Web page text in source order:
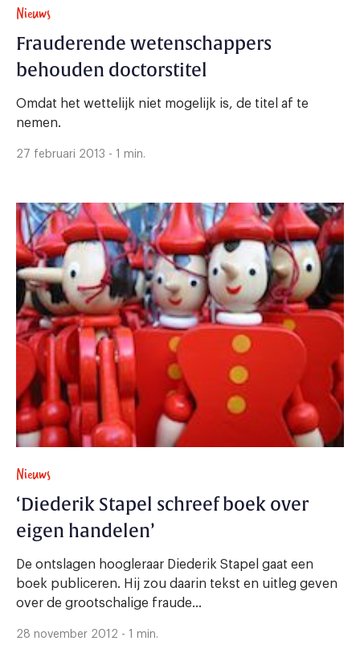
Nieuws
Frauderende wetenschappers
behouden doctorstitel
Omdat het wettelijk niet mogelijk is, de titel af te
nemen.
27 februari 2013 - 1 min.
Nieuws
‘Diederik Stapel schreef boek over
eigen handelen’
De ontslagen hoogleraar Diederik Stapel gaat een
boek publiceren. Hij zou daarin tekst en uitleg geven
over de grootschalige fraude...
28 november 2012 - 1 min.